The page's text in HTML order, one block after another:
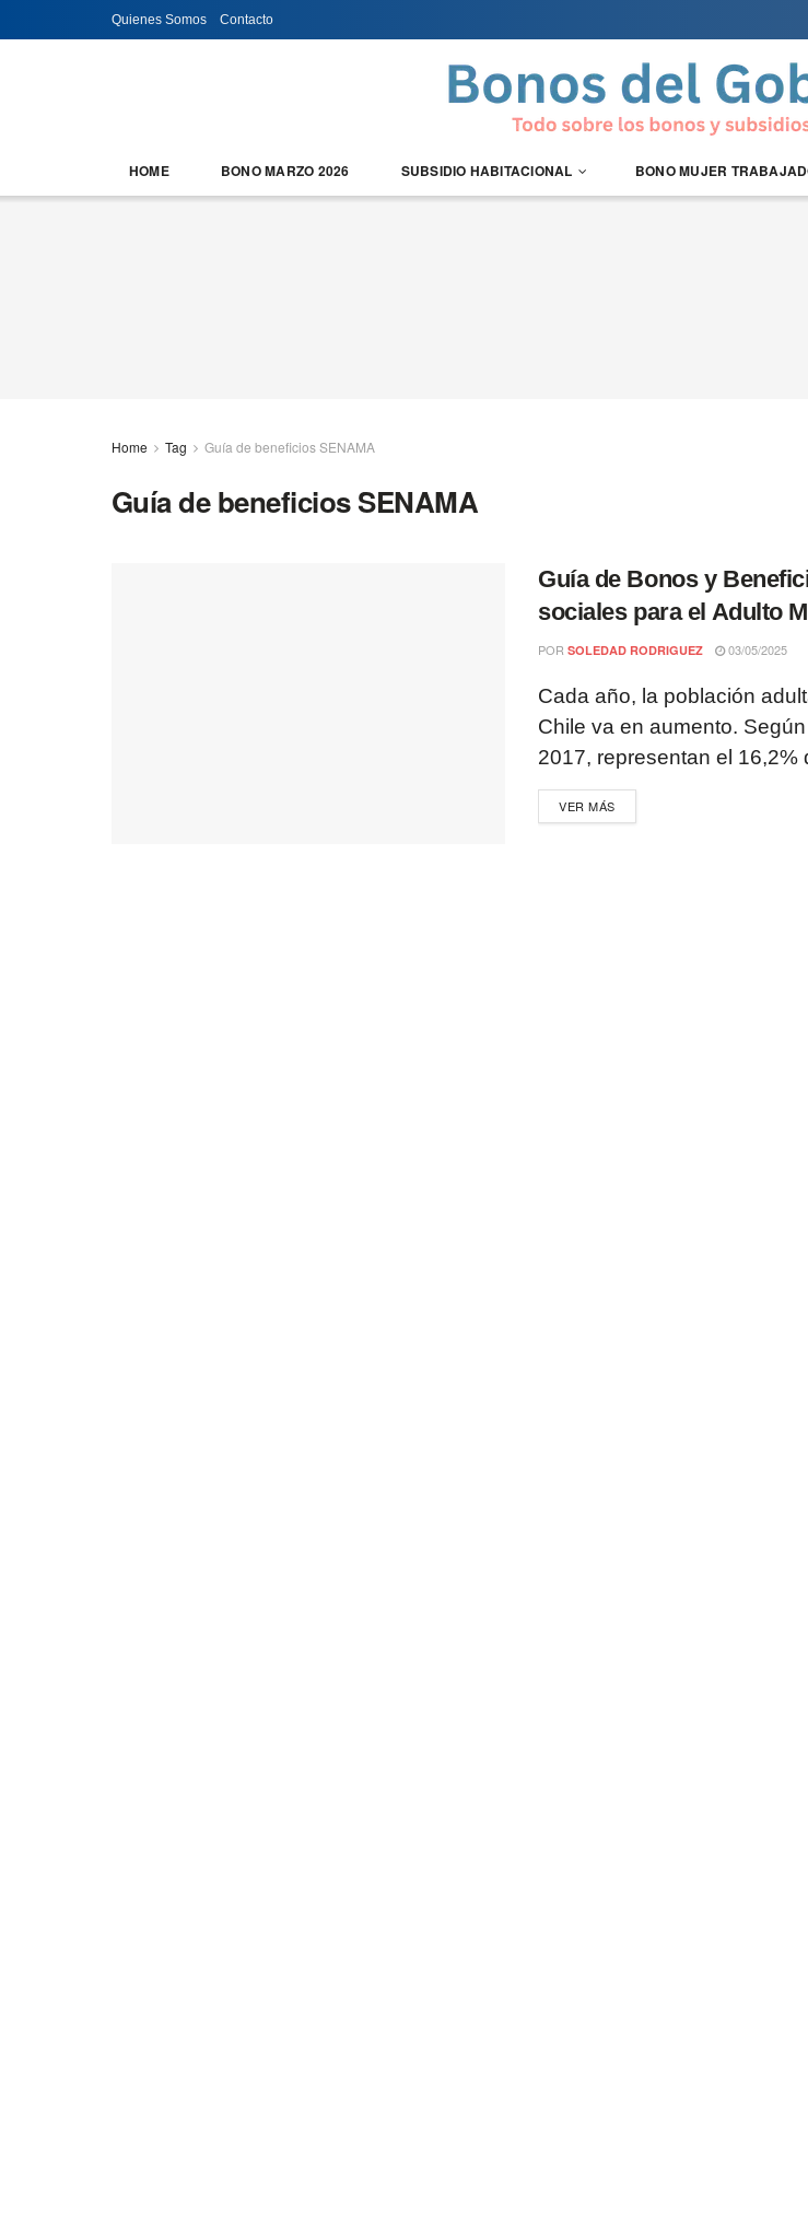
Quienes Somos Contacto
HOME BONO MARZO 2026 SUBSIDIO HABITACIONAL BONO MUJER
Home Tag Guía de beneficios SENAMA
Guía de beneficios SENAMA
Guía de Bonos y
sociales para el Adulto
POR SOLEDAD RODRIGUEZ 03/05/2025
Cada año, la población
Chile va en aumento.
2017, representan el 16,2%
VER MÁS